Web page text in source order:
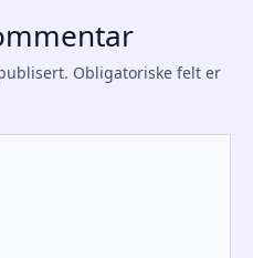
Obligatoriske felt er